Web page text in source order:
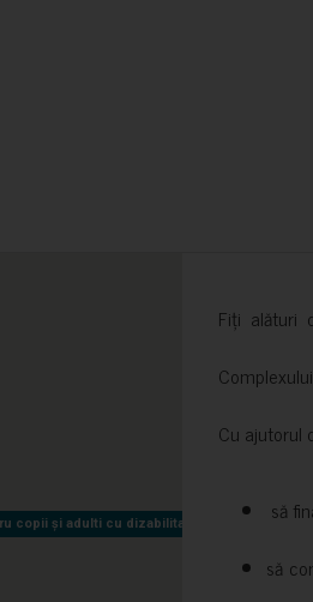
copii și adulti cu dizabilitati neuromotorii
copii și adulti cu dizabilitati neuromotorii
Fiți alături
Cu ajutorul
să
să